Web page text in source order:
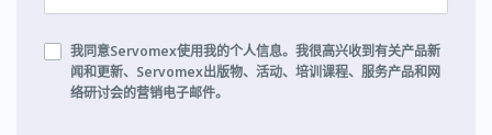
我同意Servomex使用我的个人信息。我很高兴收到有关产品新
闻和更新、 Servomex出版物、活动、培训课程、服务产品和网
络研讨会的营销电子邮件。